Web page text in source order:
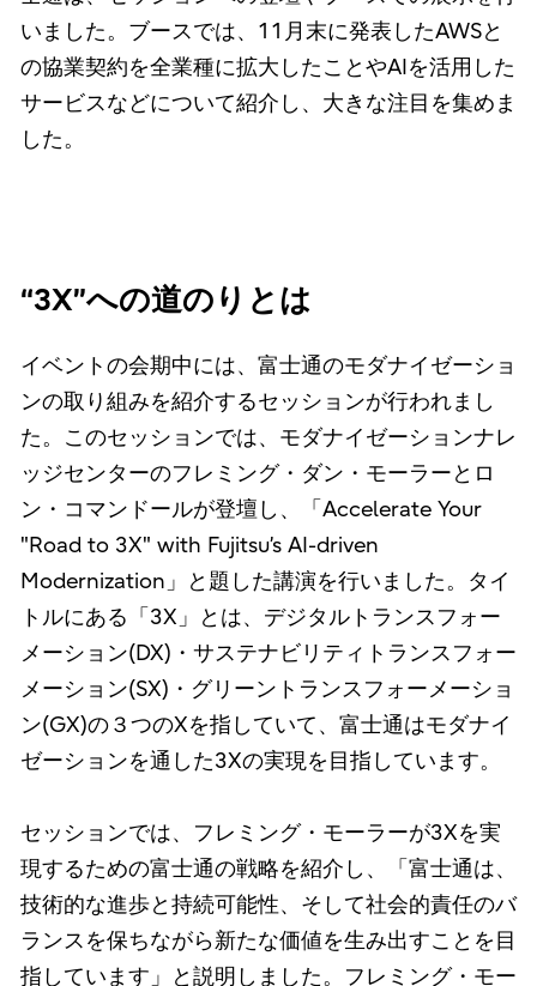
いました。ブースでは、11月末に発表したAWSと
の協業契約を全業種に拡大したことやAIを活用した
サービスなどについて紹介し、大きな注目を集めま
した。
“3X”への道のりとは
イベントの会期中には、富士通のモダナイゼーショ
ンの取り組みを紹介するセッションが行われまし
た。このセッションでは、モダナイゼーションナレ
ッジセンターのフレミング・ダン・モーラーとロ
ン・コマンドールが登壇し、「Accelerate Your
"Road to 3X" with Fujitsu’s AI-driven
Modernization」と題した講演を行いました。タイ
トルにある「3X」とは、デジタルトランスフォー
メーション(DX)・サステナビリティトランスフォー
メーション(SX)・グリーントランスフォーメーショ
ン(GX)の３つのXを指していて、富士通はモダナイ
ゼーションを通した3Xの実現を目指しています。
セッションでは、フレミング・モーラーが3Xを実
現するための富士通の戦略を紹介し、「富士通は、
技術的な進歩と持続可能性、そして社会的責任のバ
ランスを保ちながら新たな価値を生み出すことを目
指しています」と説明しました。フレミング・モー